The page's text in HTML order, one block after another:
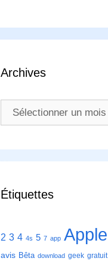
Archives
Archives
Étiquettes
2 3 4 4s 5 7 app Apple
avis Bêta download geek gratuit